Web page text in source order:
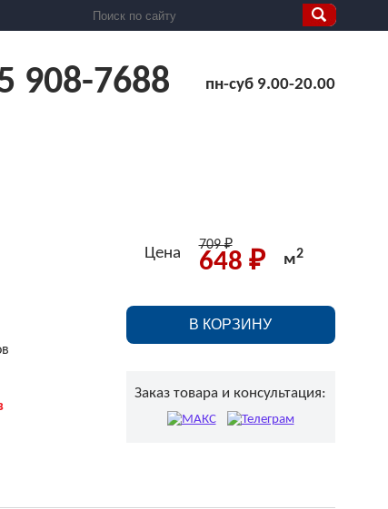
908-7688 пн-суб 9.00-20.00
Цена 709 ₽
648 ₽ м2
В КОРЗИНУ
Заказ товара и консультация: